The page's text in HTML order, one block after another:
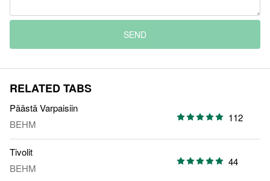
SEND
RELATED TABS
Päästä Varpaisiin
BEHM
112
Tivolit
BEHM
44